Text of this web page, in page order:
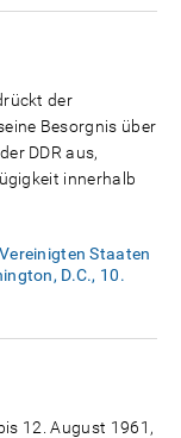
der
Besorgnis über
DDR aus,
innerhalb
Staaten
D.C., 10.
12. August 1961,